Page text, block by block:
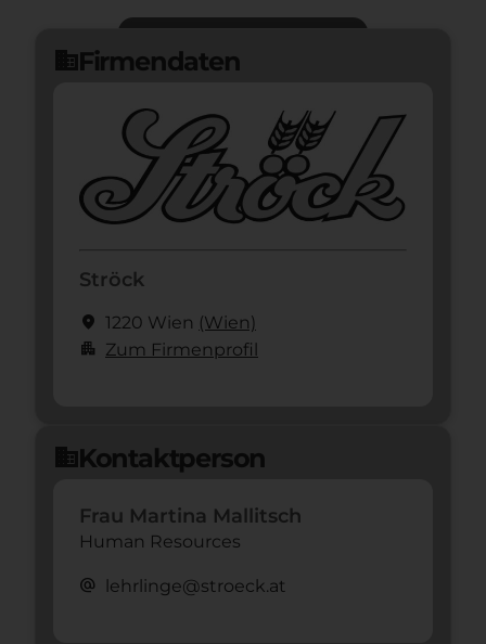
domainFirmendaten
Ströck
location_on 1220 Wien (Wien)
apartment Zum Firmenprofil
domainKontaktperson
Frau Martina Mallitsch
Human Resources
alternate_email lehrlinge@stroeck.at